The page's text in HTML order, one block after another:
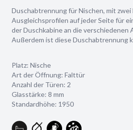
Duschabtrennung für Nischen, mit
Ausgleichsprofilen auf jeder Seite für
der Duschkabine an die verschiedenen
Außerdem ist diese Duschabtrennung
Platz: Nische
Art der Öffnung: Falttür
Anzahl der Türen: 2
Glasstärke: 8 mm
Standardhöhe: 1950